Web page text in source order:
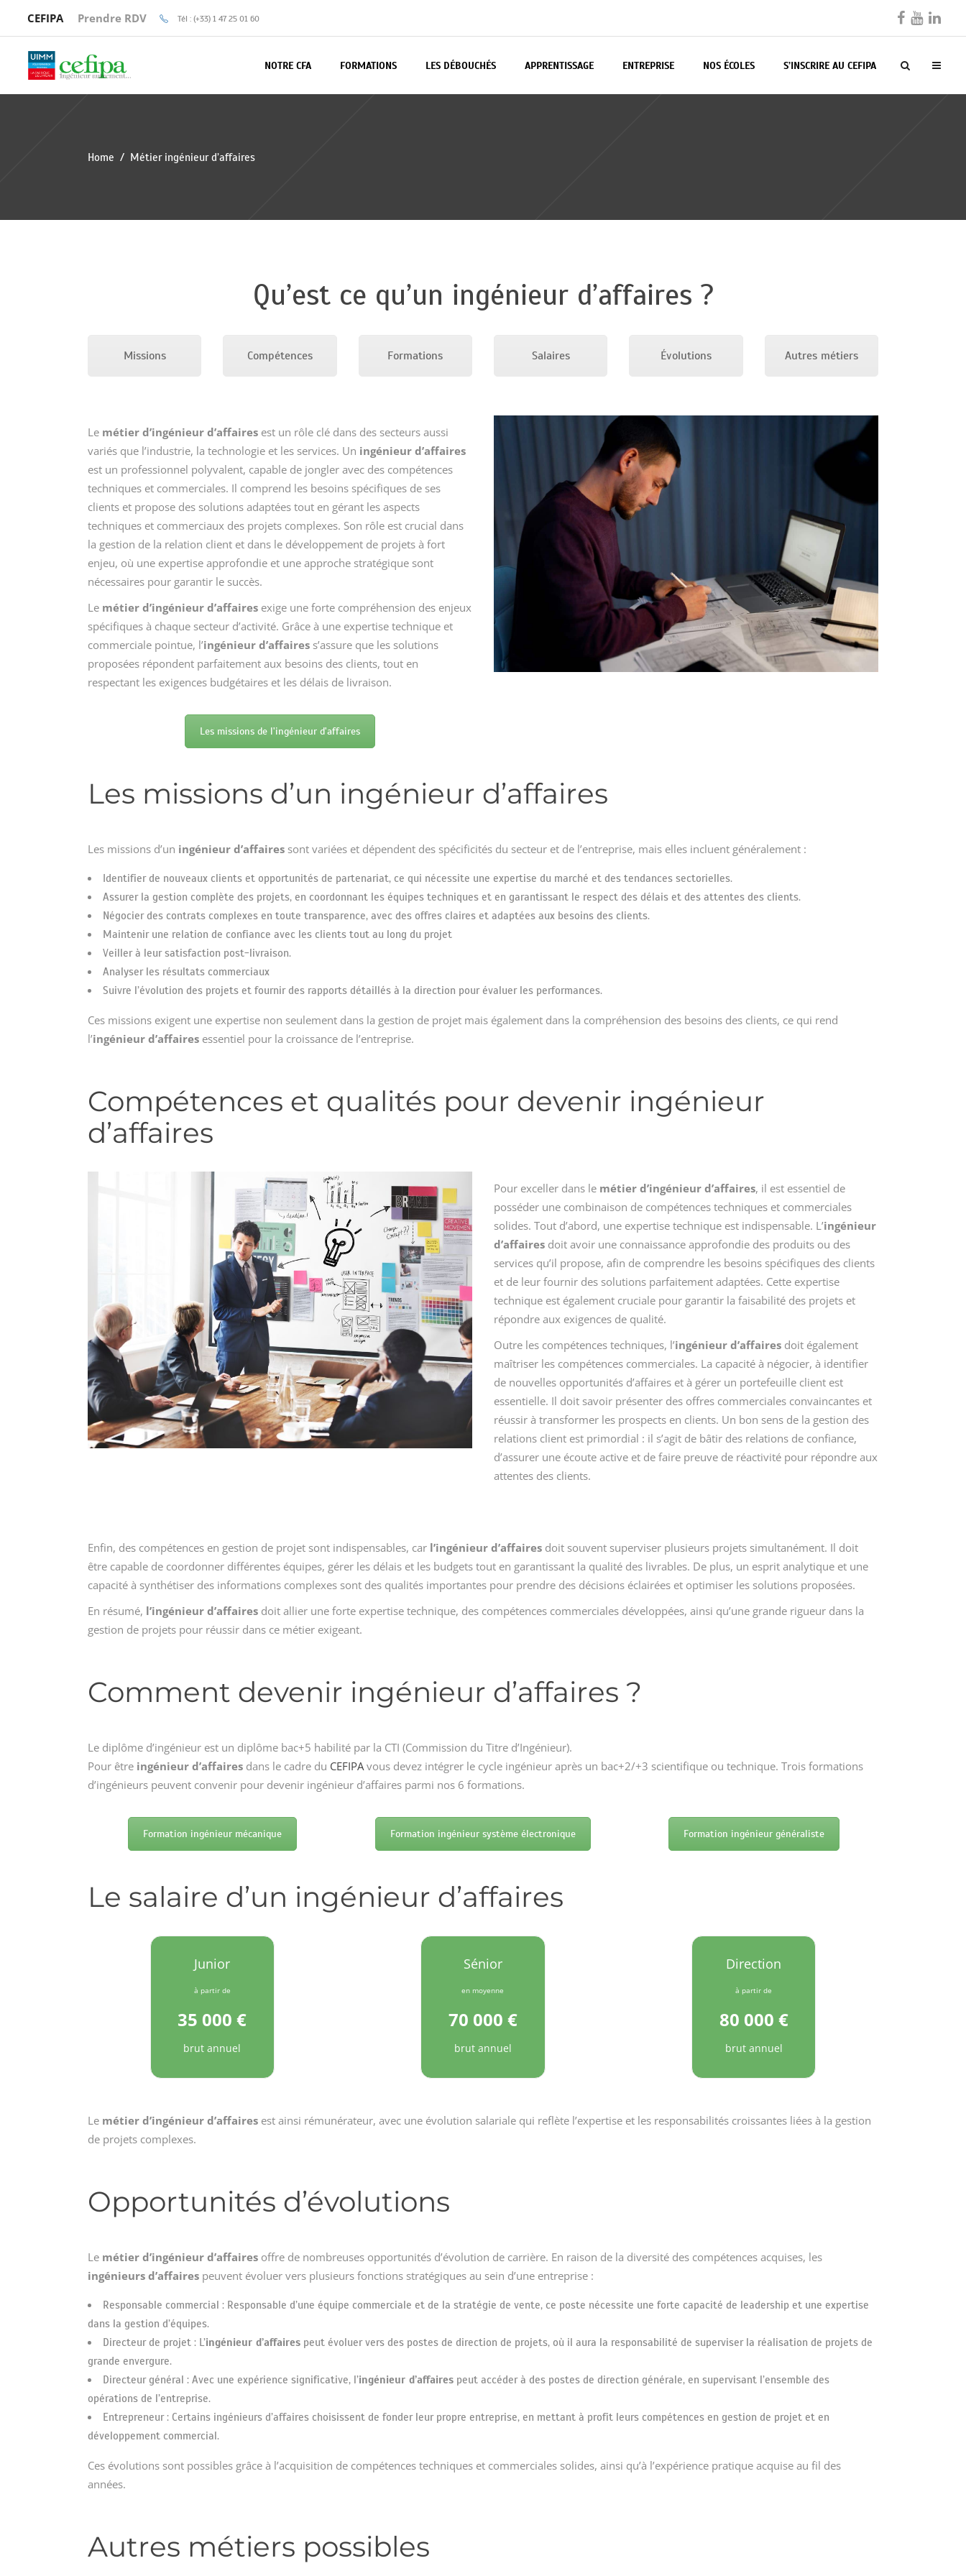
CEFIPA Prendre RDV Tél : (+33) 1 47 25 01 60
NOTRE CFA FORMATIONS LES DÉBOUCHÉS APPRENTISSAGE ENTREPRISE NOS ÉCOLES S’INSCRIRE AU CEFIPA
Home / Métier ingénieur d’affaires
Qu’est ce qu’un ingénieur d’affaires ?
Missions Compétences Formations Salaires Évolutions Autres métiers
Le métier d’ingénieur d’affaires est un rôle clé dans des secteurs aussi
variés que l’industrie, la technologie et les services. Un ingénieur d’affaires
est un professionnel polyvalent, capable de jongler avec des compétences
techniques et commerciales. Il comprend les besoins spécifiques de ses
clients et propose des solutions adaptées tout en gérant les aspects
techniques et commerciaux des projets complexes. Son rôle est crucial dans
la gestion de la relation client et dans le développement de projets à fort
enjeu, où une expertise approfondie et une approche stratégique sont
nécessaires pour garantir le succès.
Le métier d’ingénieur d’affaires exige une forte compréhension des enjeux
spécifiques à chaque secteur d’activité. Grâce à une expertise technique et
commerciale pointue, l’ingénieur d’affaires s’assure que les solutions
proposées répondent parfaitement aux besoins des clients, tout en
respectant les exigences budgétaires et les délais de livraison.
Les missions de l'ingénieur d'affaires
Les missions d’un ingénieur d’affaires
Les missions d’un ingénieur d’affaires sont variées et dépendent des spécificités du secteur et de l’entreprise, mais elles incluent généralement :
Identifier de nouveaux clients et opportunités de partenariat, ce qui nécessite une expertise du marché et des tendances sectorielles.
Assurer la gestion complète des projets, en coordonnant les équipes techniques et en garantissant le respect des délais et des attentes des clients.
Négocier des contrats complexes en toute transparence, avec des offres claires et adaptées aux besoins des clients.
Maintenir une relation de confiance avec les clients tout au long du projet
Veiller à leur satisfaction post-livraison.
Analyser les résultats commerciaux
Suivre l’évolution des projets et fournir des rapports détaillés à la direction pour évaluer les performances.
Ces missions exigent une expertise non seulement dans la gestion de projet mais également dans la compréhension des besoins des clients, ce qui rend
l’ingénieur d’affaires essentiel pour la croissance de l’entreprise.
Compétences et qualités pour devenir ingénieur
d’affaires
Pour exceller dans le métier d’ingénieur d’affaires, il est essentiel de
posséder une combinaison de compétences techniques et commerciales
solides. Tout d’abord, une expertise technique est indispensable. L’ingénieur
d’affaires doit avoir une connaissance approfondie des produits ou des
services qu’il propose, afin de comprendre les besoins spécifiques des clients
et de leur fournir des solutions parfaitement adaptées. Cette expertise
technique est également cruciale pour garantir la faisabilité des projets et
répondre aux exigences de qualité.
Outre les compétences techniques, l’ingénieur d’affaires doit également
maîtriser les compétences commerciales. La capacité à négocier, à identifier
de nouvelles opportunités d’affaires et à gérer un portefeuille client est
essentielle. Il doit savoir présenter des offres commerciales convaincantes et
réussir à transformer les prospects en clients. Un bon sens de la gestion des
relations client est primordial : il s’agit de bâtir des relations de confiance,
d’assurer une écoute active et de faire preuve de réactivité pour répondre aux
attentes des clients.
Enfin, des compétences en gestion de projet sont indispensables, car l’ingénieur d’affaires doit souvent superviser plusieurs projets simultanément. Il doit
être capable de coordonner différentes équipes, gérer les délais et les budgets tout en garantissant la qualité des livrables. De plus, un esprit analytique et une
capacité à synthétiser des informations complexes sont des qualités importantes pour prendre des décisions éclairées et optimiser les solutions proposées.
En résumé, l’ingénieur d’affaires doit allier une forte expertise technique, des compétences commerciales développées, ainsi qu’une grande rigueur dans la
gestion de projets pour réussir dans ce métier exigeant.
Comment devenir ingénieur d’affaires ?
Le diplôme d’ingénieur est un diplôme bac+5 habilité par la CTI (Commission du Titre d’Ingénieur).
Pour être ingénieur d’affaires dans le cadre du CEFIPAvous devez intégrer le cycle ingénieur après un bac+2/+3 scientifique ou technique. Trois formations
d’ingénieurs peuvent convenir pour devenir ingénieur d’affaires parmi nos 6 formations.
Formation ingénieur mécanique Formation ingénieur système électronique Formation ingénieur généraliste
Le salaire d’un ingénieur d’affaires
Junior
à partir de
35 000 €
brut annuel
Sénior
en moyenne
70 000 €
brut annuel
Direction
à partir de
80 000 €
brut annuel
Le métier d’ingénieur d’affaires est ainsi rémunérateur, avec une évolution salariale qui reflète l’expertise et les responsabilités croissantes liées à la gestion
de projets complexes.
Opportunités d’évolutions
Le métier d’ingénieur d’affaires offre de nombreuses opportunités d’évolution de carrière. En raison de la diversité des compétences acquises, les
ingénieurs d’affaires peuvent évoluer vers plusieurs fonctions stratégiques au sein d’une entreprise :
Responsable commercial : Responsable d’une équipe commerciale et de la stratégie de vente, ce poste nécessite une forte capacité de leadership et une expertise
dans la gestion d’équipes.
Directeur de projet : L’ingénieur d’affaires peut évoluer vers des postes de direction de projets, où il aura la responsabilité de superviser la réalisation de projets de
grande envergure.
Directeur général : Avec une expérience significative, l’ingénieur d’affaires peut accéder à des postes de direction générale, en supervisant l’ensemble des
opérations de l’entreprise.
Entrepreneur : Certains ingénieurs d’affaires choisissent de fonder leur propre entreprise, en mettant à profit leurs compétences en gestion de projet et en
développement commercial.
Ces évolutions sont possibles grâce à l’acquisition de compétences techniques et commerciales solides, ainsi qu’à l’expérience pratique acquise au fil des
années.
Autres métiers possibles